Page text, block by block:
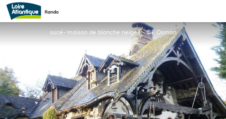
LA MAISON DE BLANCHE NEIGE
sucé- maison de blanche neige3 - ©F.Osman